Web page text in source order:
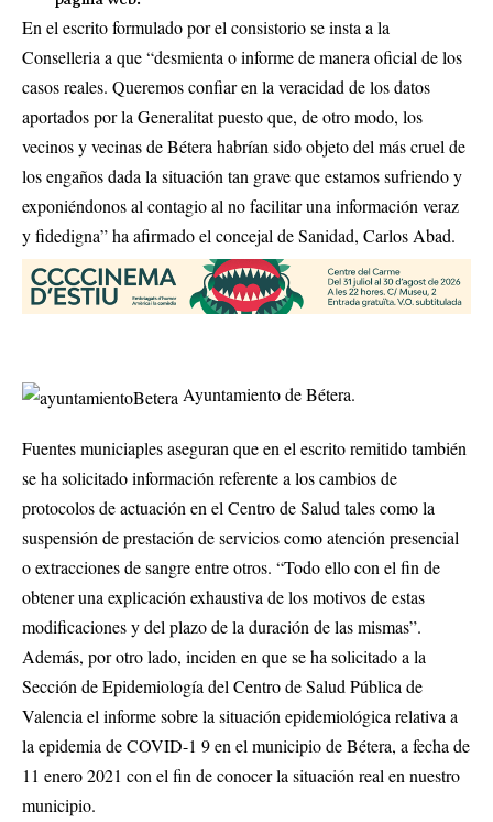
En el escrito formulado por el consistorio se insta a la
Conselleria a que “desmienta o informe de manera oficial de los
casos reales. Queremos confiar en la veracidad de los datos
aportados por la Generalitat puesto que, de otro modo, los
vecinos y vecinas de Bétera habrían sido objeto del más cruel de
los engaños dada la situación tan grave que estamos sufriendo y
exponiéndonos al contagio al no facilitar una información veraz
y fidedigna” ha afirmado el concejal de Sanidad, Carlos Abad.
Ayuntamiento de Bétera.
Fuentes municiaples aseguran que en el escrito remitido también
se ha solicitado información referente a los cambios de
protocolos de actuación en el Centro de Salud tales como la
suspensión de prestación de servicios como atención presencial
o extracciones de sangre entre otros. “Todo ello con el fin de
obtener una explicación exhaustiva de los motivos de estas
modificaciones y del plazo de la duración de las mismas”.
Además, por otro lado, inciden en que se ha solicitado a la
Sección de Epidemiología del Centro de Salud Pública de
Valencia el informe sobre la situación epidemiológica relativa a
la epidemia de COVID-1 9 en el municipio de Bétera, a fecha de
11 enero 2021 con el fin de conocer la situación real en nuestro
municipio.